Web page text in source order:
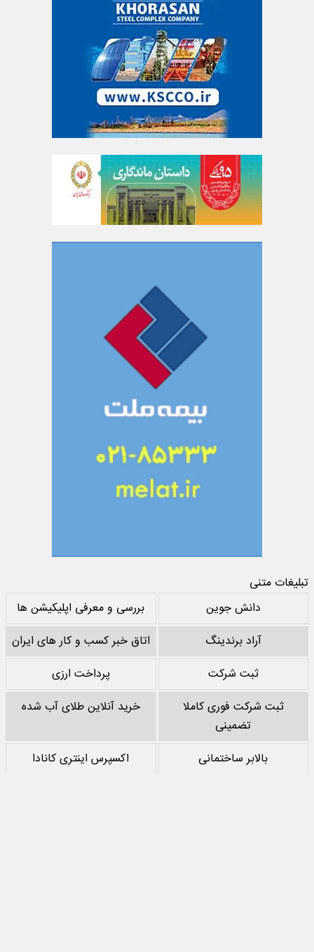
تبلیغات متنی
دانش جوین
بررسی و معرفی اپلیکیشن ها
آراد برندینگ
اتاق خبر کسب و کار های ایران
ثبت شرکت
پرداخت ارزی
ثبت شرکت فوری کاملا
تضمینی
خرید آنلاین طلای آب شده
بالابر ساختمانی
اکسپرس اینتری کانادا